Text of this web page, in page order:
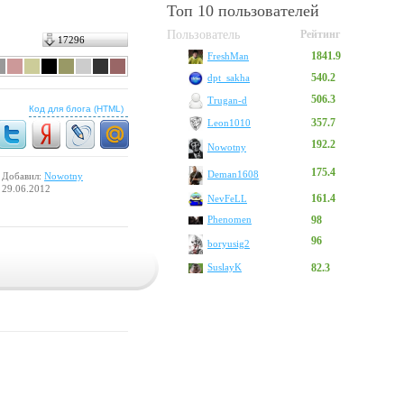
17296
Код для блога (HTML)
Добавил: Nowotny
29.06.2012
Топ 10 пользователей
Пользователь Рейтинг
FreshMan 1841.9
dpt_sakha 540.2
Trugan-d 506.3
Leon1010 357.7
Nowotny 192.2
Deman1608 175.4
NevFeLL 161.4
Phenomen 98
boryusig2 96
SuslayK 82.3